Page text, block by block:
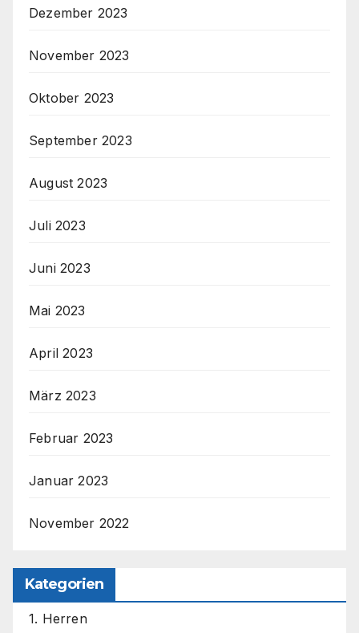
Dezember 2023
November 2023
Oktober 2023
September 2023
August 2023
Juli 2023
Juni 2023
Mai 2023
April 2023
März 2023
Februar 2023
Januar 2023
November 2022
Kategorien
1. Herren